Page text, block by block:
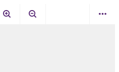
2025